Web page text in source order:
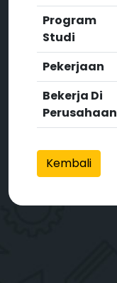
Program
Studi
Pekerjaan
Bekerja Di
Perusahaan
Kembali